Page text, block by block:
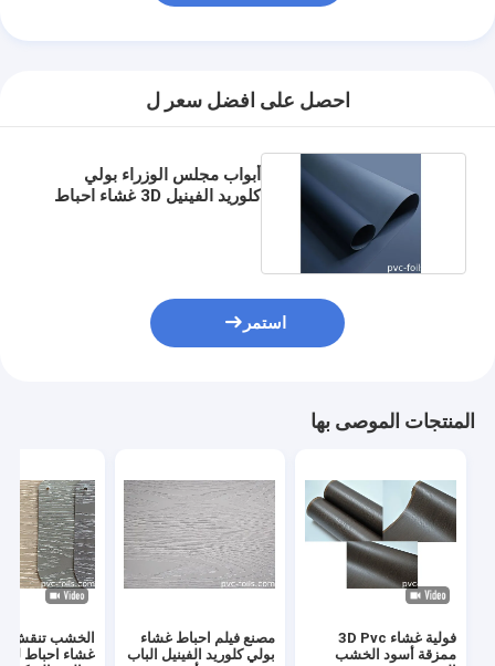
احصل على افضل سعر ل
أبواب مجلس الوزراء بولي
كلوريد الفينيل 3D غشاء احباط
استمر
المنتجات الموصى بها
فولية غشاء 3D Pvc
ممزقة أسود الخشب
مصنع فيلم احباط غشاء
بولي كلوريد الفينيل الباب
غشاء احباط